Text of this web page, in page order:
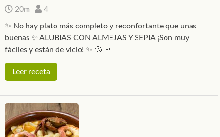
20m 4
✨ No hay plato más completo y reconfortante que unas
buenas ✨ ALUBIAS CON ALMEJAS Y SEPIA ¡Son muy
fáciles y están de vicio! ✨ 🐚 🍴
Leer receta